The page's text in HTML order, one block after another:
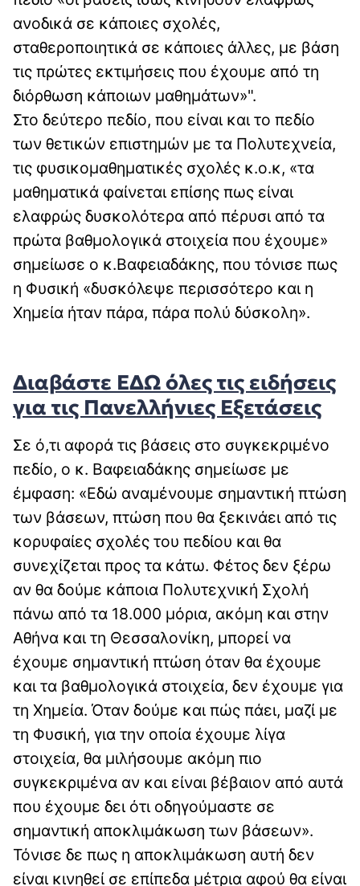
ανοδικά σε κάποιες σχολές,
σταθεροποιητικά σε κάποιες άλλες, με βάση
τις πρώτες εκτιμήσεις που έχουμε από τη
διόρθωση κάποιων μαθημάτων»".
Στο δεύτερο πεδίο, που είναι και το πεδίο
των θετικών επιστημών με τα Πολυτεχνεία,
τις φυσικομαθηματικές σχολές κ.ο.κ, «τα
μαθηματικά φαίνεται επίσης πως είναι
ελαφρώς δυσκολότερα από πέρυσι από τα
πρώτα βαθμολογικά στοιχεία που έχουμε»
σημείωσε ο κ.Βαφειαδάκης, που τόνισε πως
η Φυσική «δυσκόλεψε περισσότερο και η
Χημεία ήταν πάρα, πάρα πολύ δύσκολη».
Διαβάστε ΕΔΩ όλες τις ειδήσεις
για τις Πανελλήνιες Εξετάσεις
Σε ό,τι αφορά τις βάσεις στο συγκεκριμένο
πεδίο, ο κ. Βαφειαδάκης σημείωσε με
έμφαση: «Εδώ αναμένουμε σημαντική πτώση
των βάσεων, πτώση που θα ξεκινάει από τις
κορυφαίες σχολές του πεδίου και θα
συνεχίζεται προς τα κάτω. Φέτος δεν ξέρω
αν θα δούμε κάποια Πολυτεχνική Σχολή
πάνω από τα 18.000 μόρια, ακόμη και στην
Αθήνα και τη Θεσσαλονίκη, μπορεί να
έχουμε σημαντική πτώση όταν θα έχουμε
και τα βαθμολογικά στοιχεία, δεν έχουμε για
τη Χημεία. Όταν δούμε και πώς πάει, μαζί με
τη Φυσική, για την οποία έχουμε λίγα
στοιχεία, θα μιλήσουμε ακόμη πιο
συγκεκριμένα αν και είναι βέβαιον από αυτά
που έχουμε δει ότι οδηγούμαστε σε
σημαντική αποκλιμάκωση των βάσεων».
Τόνισε δε πως η αποκλιμάκωση αυτή δεν
είναι κινηθεί σε επίπεδα μέτρια αφού θα είναι